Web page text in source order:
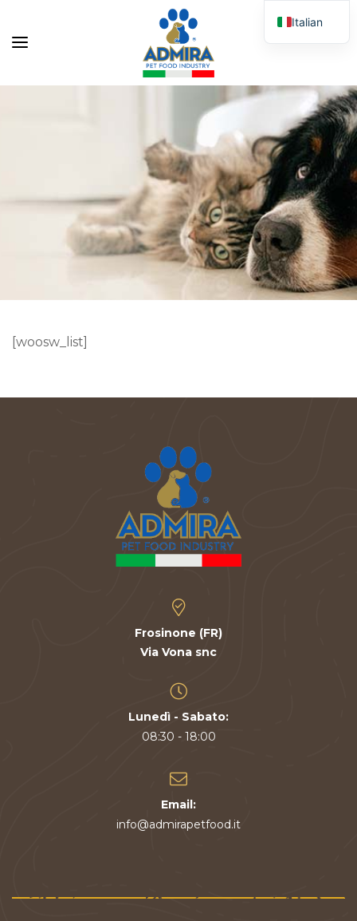
[woosw_list]
Frosinone (FR)
Via Vona snc
Lunedì - Sabato:
08:30 - 18:00
Email:
info@admirapetfood.it
Italian